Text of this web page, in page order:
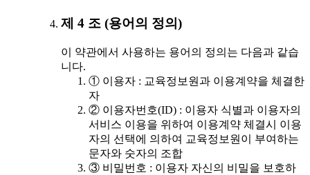
제 4 조 (용어의 정의)
이 약관에서 사용하는 용어의 정의는 다음과 같습
니다.
① 이용자 : 교육정보원과 이용계약을 체결한
자
② 이용자번호(ID) : 이용자 식별과 이용자의
서비스 이용을 위하여 이용계약 체결시 이용
자의 선택에 의하여 교육정보원이 부여하는
문자와 숫자의 조합
③ 비밀번호 : 이용자 자신의 비밀을 보호하